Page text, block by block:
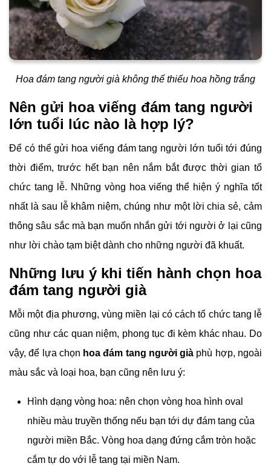
Hoa đám tang người già không thể thiếu hoa hồng trắng
Nên gửi hoa viếng đám tang người
lớn tuổi lúc nào là hợp lý?
Để có thể gửi hoa viếng đám tang người lớn tuổi tới đúng
thời điểm, trước hết bạn nên nắm bắt được thời gian tổ
chức tang lễ. Những vòng hoa viếng thể hiện ý nghĩa tốt
nhất là sau lễ khâm niệm, chúng như một lời chia sẻ, cảm
thông sâu sắc mà bạn muốn nhắn gửi tới người ở lại cũng
như lời chào tạm biệt dành cho những người đã khuất.
Những lưu ý khi tiến hành chọn hoa
đám tang người già
Mỗi một địa phương, vùng miền lại có cách tổ chức tang lễ
cũng như các quan niệm, phong tục đi kèm khác nhau. Do
vậy, để lựa chọn hoa đám tang người già phù hợp, ngoài
màu sắc và loại hoa, bạn cũng nên lưu ý:
Hình dạng vòng hoa: nên chọn vòng hoa hình oval
nhiều màu truyền thống nếu bạn tới dự đám tang của
người miền Bắc. Vòng hoa dạng đứng cắm tròn hoặc
cắm tự do với lễ tang tại miền Nam.